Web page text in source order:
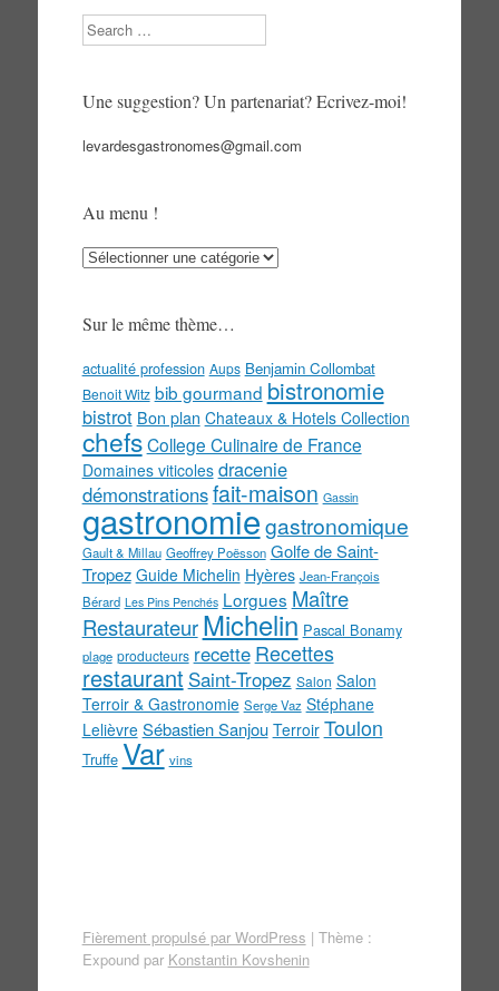
Search
Une suggestion? Un partenariat? Ecrivez-moi!
levardesgastronomes@gmail.com
Au menu !
Au
Sur le même thème…
actualité profession Aups Benjamin Collombat
Benoit Witz bib gourmand bistronomie
bistrot Bon plan Chateaux & Hotels Collection
chefs College Culinaire de France
Domaines viticoles dracenie
démonstrationsfait-maison Gassin
gastronomiegastronomique
Gault & Millau Geoffrey Poësson Golfe de Saint-
Tropez Guide Michelin Hyères Jean-François
Bérard Les Pins Penchés Lorgues Maître
Restaurateur Michelin Pascal Bonamy
plage producteurs recette Recettes
restaurant Saint-Tropez Salon Salon
Terroir & Gastronomie Serge Vaz Stéphane
Lelièvre Sébastien Sanjou Terroir Toulon
Truffe Var vins
Fièrement propulsé par WordPress | Thème :
Expound par Konstantin Kovshenin